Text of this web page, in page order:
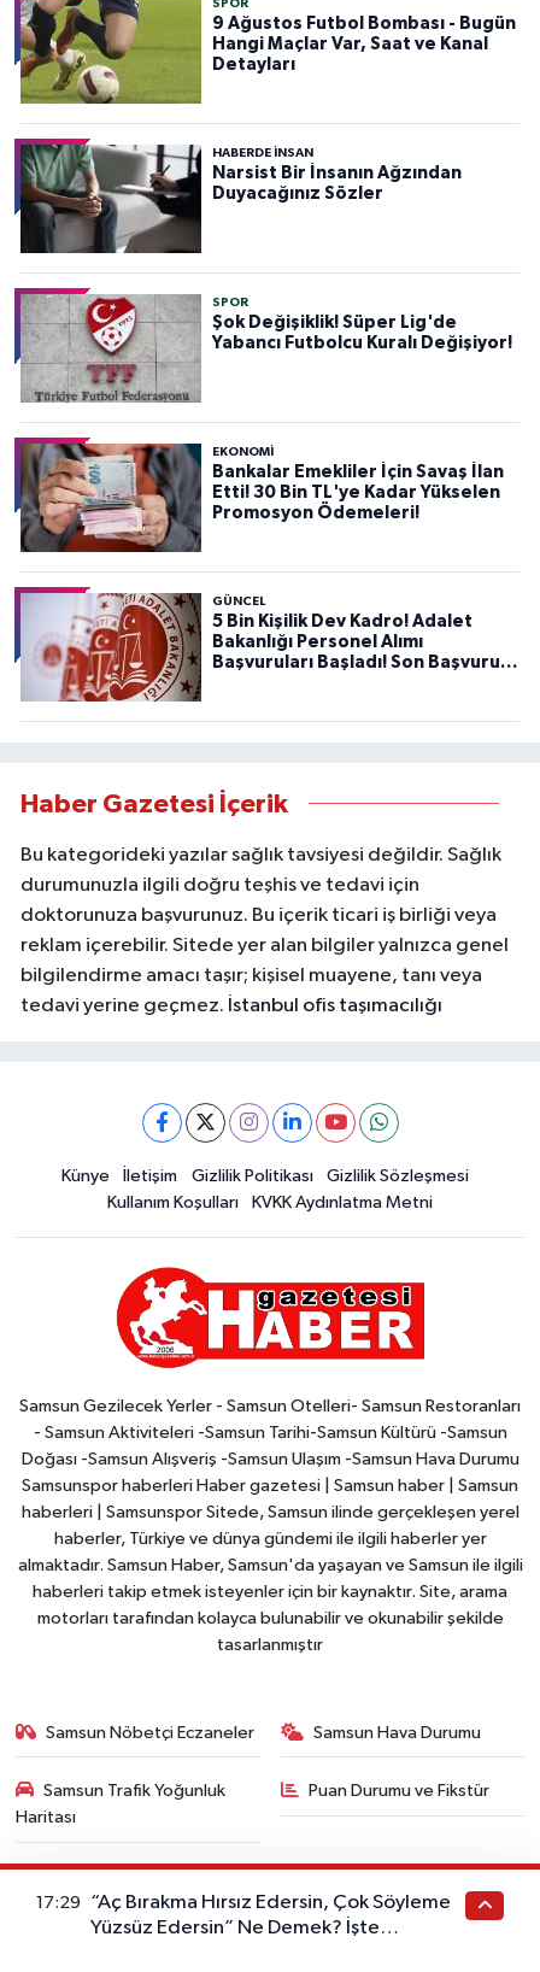
SPOR
9 Ağustos Futbol Bombası - Bugün
Hangi Maçlar Var, Saat ve Kanal
Detayları
HABERDE INSAN
Narsist Bir İnsanın Ağzından
Duyacağınız Sözler
SPOR
Şok Değişiklik! Süper Lig'de
Yabancı Futbolcu Kuralı Değişiyor!
EKONOMİ
Bankalar Emekliler İçin Savaş İlan
Etti! 30 Bin TL'ye Kadar Yükselen
Promosyon Ödemeleri!
GÜNCEL
5 Bin Kişilik Dev Kadro! Adalet
Bakanlığı Personel Alımı
Başvuruları Başladı! Son Başvuru
Haber Gazetesi İçerik
Bu kategorideki yazılar sağlık tavsiyesi değildir. Sağlık
durumunuzla ilgili doğru teşhis ve tedavi için
doktorunuza başvurunuz. Bu içerik ticari iş birliği veya
reklam içerebilir. Sitede yer alan bilgiler yalnızca genel
bilgilendirme amacı taşır; kişisel muayene, tanı veya
tedavi yerine geçmez. İstanbul ofis taşımacılığı
Künye İletişim Gizlilik Politikası
Gizlilik Sözleşmesi
Kullanım Koşulları
KVKK Aydınlatma Metni
Samsun Gezilecek Yerler - Samsun Otelleri- Samsun Restoranları
- Samsun Aktiviteleri -Samsun Tarihi-Samsun Kültürü -Samsun
Doğası -Samsun Alışveriş -Samsun Ulaşım -Samsun Hava Durumu
Samsunspor haberleri Haber gazetesi | Samsun haber | Samsun
haberleri | Samsunspor Sitede, Samsun ilinde gerçekleşen yerel
haberler, Türkiye ve dünya gündemi ile ilgili haberler yer
almaktadır. Samsun Haber, Samsun'da yaşayan ve Samsun ile ilgili
haberleri takip etmek isteyenler için bir kaynaktır. Site, arama
motorları tarafından kolayca bulunabilir ve okunabilir şekilde
tasarlanmıştır
Samsun Nöbetçi Eczaneler Samsun Hava Durumu
Samsun Trafik Yoğunluk
Haritası
Puan Durumu ve Fikstür
Tüm Manşetler Son Dakika Haberleri
Haber Arşivi
17:29
“Aç Bırakma Hırsız Edersin, Çok Söyleme
Yüzsüz Edersin” Ne Demek? İşte